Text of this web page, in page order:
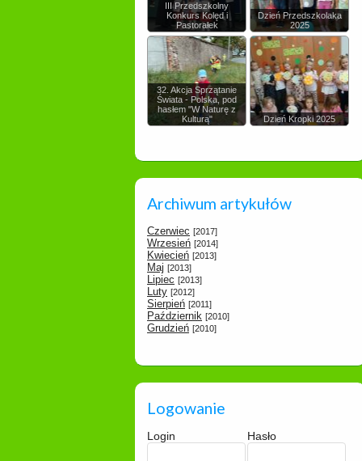
III Przedszkolny
Konkurs Kolęd i
Pastorałek
Dzień Przedszkolaka
2025
32. Akcja Sprzątanie
Świata - Polska, pod
hasłem "W Naturę z
Kulturą"
Dzień Kropki 2025
Archiwum artykułów
Czerwiec [2017]
Wrzesień [2014]
Kwiecień [2013]
Maj [2013]
Lipiec [2013]
Luty [2012]
Sierpień [2011]
Październik [2010]
Grudzień [2010]
Logowanie
Login Hasło